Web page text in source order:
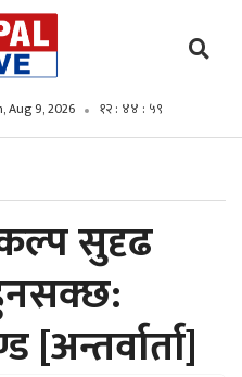
Aug 9, 2026 १२ : ४५ : ०१
सुदृढ
[अन्तर्वार्ता]